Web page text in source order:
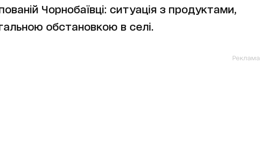
Чорнобаївці: ситуація з продуктами,
обстановкою в селі.
Реклама